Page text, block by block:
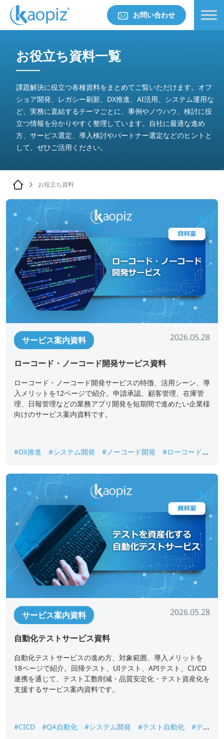
お問い合わせ
お役立ち資料一覧
課題解決に役立つ各種資料をまとめてご覧いただけます。オフ
ショア開発、レガシー刷新、DX推進、AI活用、システム運用な
ど、実務に直結するテーマごとに、事例やノウハウ、検討に役
立つ情報を分かりやすく整理しています。自社に最適な進め
方、サービス選定、導入検討やパートナー選定などのヒントと
して、ぜひご活用ください。
お役立ち資料
サービス案内資料 2026.05.28
ローコード・ノーコード開発サービス資料
ローコード・ノーコード開発サービスの特徴、活用シーン、導
入メリットを12ページで紹介。申請承認、顧客管理、在庫管
理、日報管理などの業務アプリ開発を短期間で進めたい企業様
向けのサービス案内資料です。
#DX推進 #システム開発 #ノーコード開発
#ローコード開
サービス案内資料 2026.05.28
自動化テストサービス資料
自動化テストサービスの進め方、対象範囲、導入メリットを
18ページで紹介。回帰テスト、UIテスト、APIテスト、CI/CD
連携を通じて、テスト工数削減・品質安定化・テスト資産化を
支援するサービス案内資料です。
#CICD #QA自動化 #システム開発 #テスト自動化
#テス